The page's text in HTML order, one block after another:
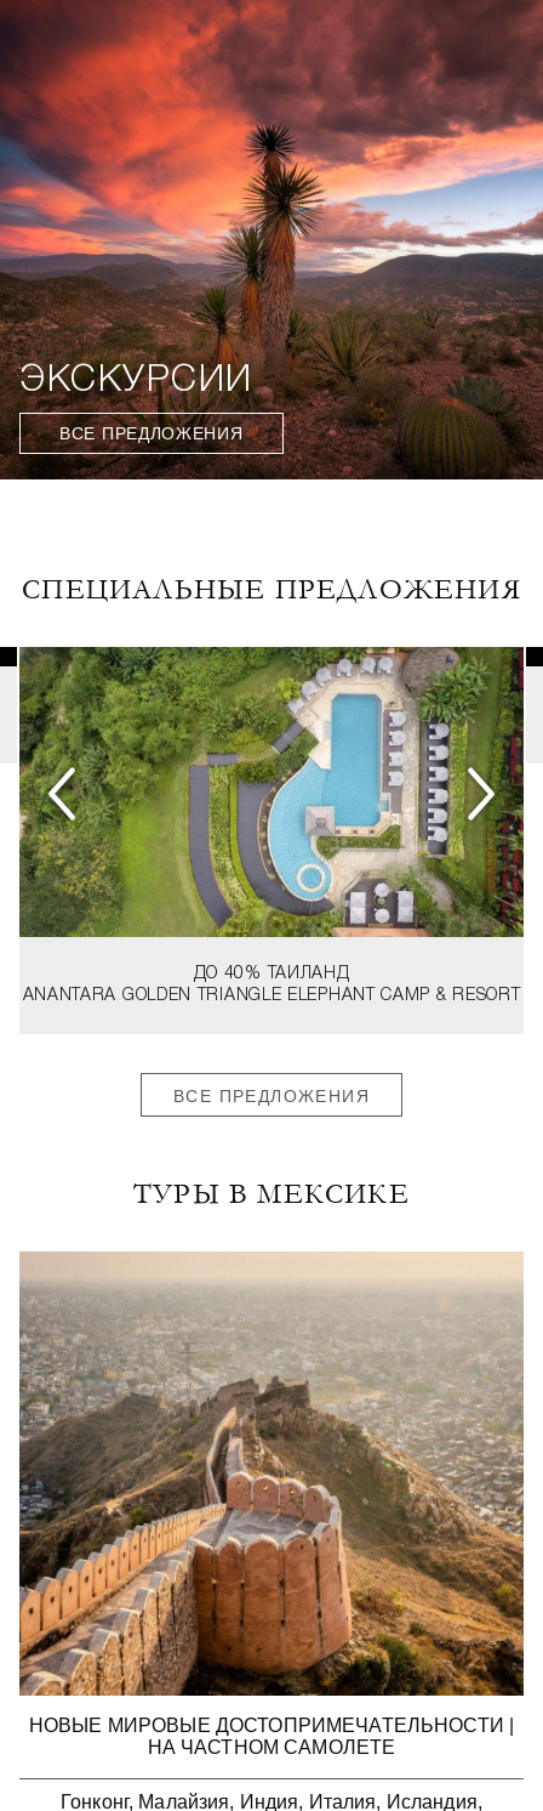
ЭКСКУРСИИ
ВСЕ ПРЕДЛОЖЕНИЯ
СПЕЦИАЛЬНЫЕ ПРЕДЛОЖЕНИЯ
ANANTARA GOLDEN TRIANGLE ELEPHANT CAMP & RESORT
ДО 40% ТАИЛАНД
ВСЕ ПРЕДЛОЖЕНИЯ
ТУРЫ В МЕКСИКЕ
НОВЫЕ МИРОВЫЕ ДОСТОПРИМЕЧАТЕЛЬНОСТИ |
НА ЧАСТНОМ САМОЛЕТЕ
Гонконг, Малайзия, Индия, Италия, Исландия,